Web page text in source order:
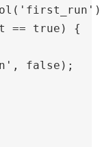
== true) {
false);